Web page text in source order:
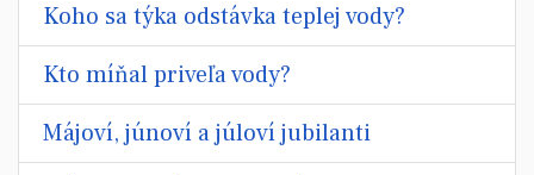
Koho sa týka odstávka teplej vody?
Kto míňal priveľa vody?
Májoví, júnoví a júloví jubilanti